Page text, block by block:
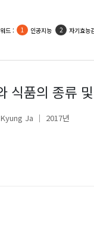
드 : 인공지능 자기효능
식품의 종류
Ja 2017년